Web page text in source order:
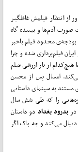
انتظار فیلمش غافلگیر
آدم‌ها و بیننده گاه
محدود فیلم باخبر
فیلم‌برداری شده و چرا
از بار ارزشی فیلم
امسال پس از محسن
به سینمای داستانی
را که طی شش سال
بدرود بغداددو داستان
می‌کند و چه باک اگر